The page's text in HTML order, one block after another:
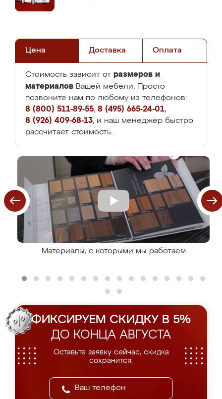
Цена Доставка Оплата
Стоимость зависит от размеров и
материалов Вашей мебели. Просто
позвоните нам по любому из телефонов:
8 (800) 511-89-55, 8 (495) 665-24-01,
8 (926) 409-68-13, и наш менеджер быстро
рассчитает стоимость.
Материалы, с которыми мы работаем
ФИКСИРУЕМ СКИДКУ В 5%
ДО КОНЦА АВГУСТА
Оставьте заявку сейчас, скидка
сохранится.